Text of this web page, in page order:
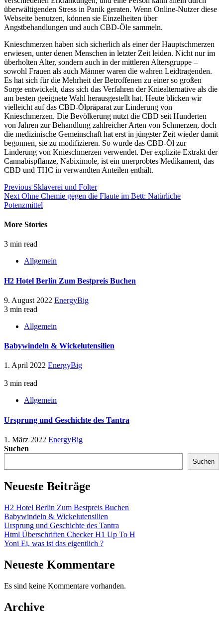
überwältigenden Stress in Panik geraten. Wenn Online-Nutzer diese
Webseite benutzen, können sie Einzelheiten über
Angstbehandlungen und auch CBD-Öle sammeln.
Knieschmerzen haben sich sicherlich als einer der Hauptschmerzen
erwiesen, unter denen Menschen in letzter Zeit leiden. Nicht nur im
überholten Alter, sondern auch in der mittleren Altersgruppe –
sowohl Frauen als auch Männer waren die wahren Leidtragenden.
Es hat sich für die Mehrheit der Betroffenen zu einer so großen
Sorge entwickelt, dass sich das Verfahren der Kniealternative als die
am besten geeignete Wahl herausgestellt hat. Heute blicken wir
vielleicht auf das CBD-Ölpräparat zur Linderung von
Knieschmerzen. Die Bevölkerung nutzt die CBD seit Hunderten
von Jahren zur Behandlung zahlreicher Arten von Schmerzen, doch
die medizinische Gemeinschaft hat erst in jüngster Zeit wieder damit
begonnen, sie zu modifizieren. So wurde das CBD-Öl zur
Linderung von Knieschmerzen verwendet. Der explizite Extrakt der
Cannabispflanze, Nabiximole, ist ein unerprobtes Medikament, das
CBD und THC in verwandten Anteilen enthält.
Continue
Reading
Previous Sklaverei und Folter
Next Ohne Chemie gegen die Flaute im Bett: Natürliche
Potenzmittel
More Stories
3 min read
Allgemein
H2 Hotel Berlin Zum Bestpreis Buchen
9. August 2022 EnergyBig
3 min read
Allgemein
Babywindeln & Wickelutensilien
1. April 2022 EnergyBig
3 min read
Allgemein
Ursprung und Geschichte des Tantra
1. März 2022 EnergyBig
Suchen
Suchen
Neueste Beiträge
H2 Hotel Berlin Zum Bestpreis Buchen
Babywindeln & Wickelutensilien
Ursprung und Geschichte des Tantra
Html Überschriften Checker H1 Up To H
Yoni Ei, was ist das eigentlich ?
Neueste Kommentare
Es sind keine Kommentare vorhanden.
Archive